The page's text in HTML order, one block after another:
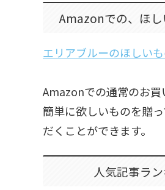
Amazonでの、ほし
エリアブルーのほしい
Amazonでの通常のお買
簡単に欲しいものを贈
だくことができます。
人気記事ラ